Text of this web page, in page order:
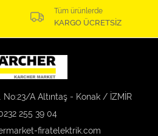
Tüm ürünlerde
KARGO ÜCRETSİZ
No:23/A Altıntaş - Konak / İZMİR
255 39 04
firatelektrik.com